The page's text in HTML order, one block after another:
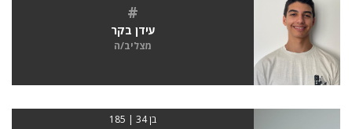
#
עידן בקר
מצליב/ה
בן 34 | 185